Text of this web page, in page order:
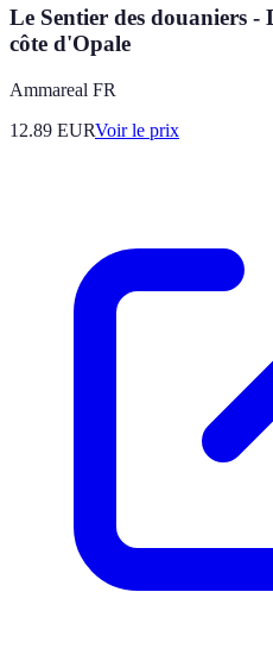
Le Sentier des douaniers -
côte d'Opale
Ammareal FR
12.89 EURVoir le prix